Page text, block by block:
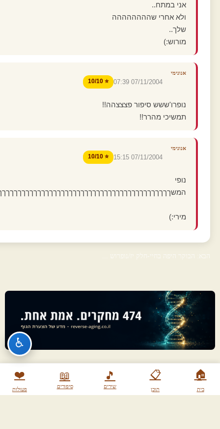
אני במתח..
ולא אחרי שהההההההה
שלך..
מורוש:)
אנונימי
07/11/2004 07:39
⭐ 10/10
נופרו'ששש סיפור פצצצהה!!
תמשיכי מהרר!!
אנונימי
07/11/2004 15:15
⭐ 10/10
נופי
מירי:)
הבא: הבוקר היפה בחיי-חלק יז/נופרוש ...
🏠
בית
📋
תוכן
🎵
שירים
📖
סיפורים
❤️
פעולות
♿